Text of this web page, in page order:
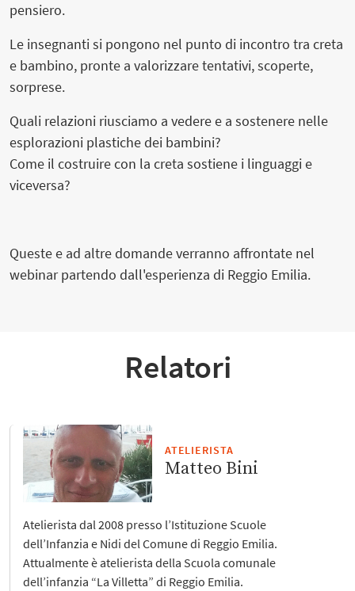
pensiero.
Le insegnanti si pongono nel punto di incontro tra creta
e bambino, pronte a valorizzare tentativi, scoperte,
sorprese.
Quali relazioni riusciamo a vedere e a sostenere nelle
esplorazioni plastiche dei bambini?
Come il costruire con la creta sostiene i linguaggi e
viceversa?
Queste e ad altre domande verranno affrontate nel
webinar partendo dall'esperienza di Reggio Emilia.
Relatori
ATELIERISTA
Matteo Bini
Atelierista dal 2008 presso l’Istituzione Scuole
dell’Infanzia e Nidi del Comune di Reggio Emilia.
Attualmente è atelierista della Scuola comunale
dell’infanzia “La Villetta” di Reggio Emilia.